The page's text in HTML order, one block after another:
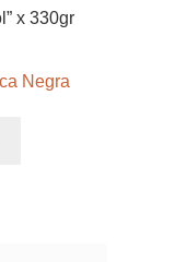
x 330gr
Negra